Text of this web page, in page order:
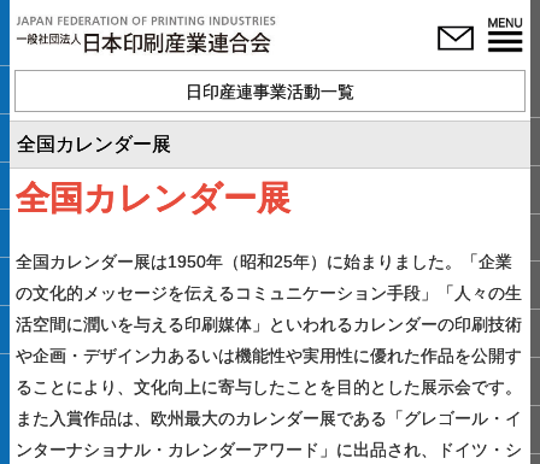
日印産連事業活動一覧
全国カレンダー展
全国カレンダー展
全国カレンダー展は1950年（昭和25年）に始まりました。「企業
の文化的メッセージを伝えるコミュニケーション手段」「人々の生
活空間に潤いを与える印刷媒体」といわれるカレンダーの印刷技術
や企画・デザイン力あるいは機能性や実用性に優れた作品を公開す
ることにより、文化向上に寄与したことを目的とした展示会です。
また入賞作品は、欧州最大のカレンダー展である「グレゴール・イ
ンターナショナル・カレンダーアワード」に出品され、ドイツ・シ